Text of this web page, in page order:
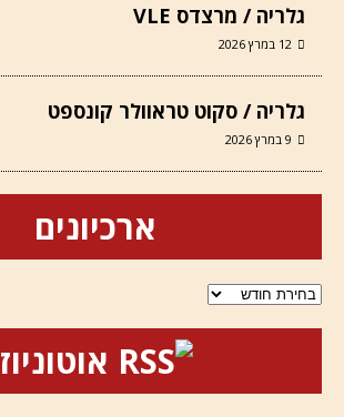
גלריה / מרצדס VLE
12 במרץ 2026
גלריה / סקוט טראוולר קונספט
9 במרץ 2026
ארכיונים
ארכיונים
אוטוניוז